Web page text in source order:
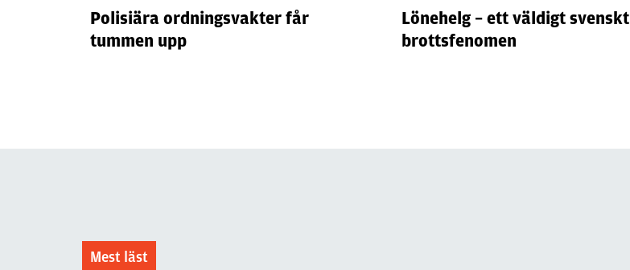
Polisiära ordningsvakter får
tummen upp
Lönehelg – ett väldigt svenskt
brottsfenomen
Mest läst